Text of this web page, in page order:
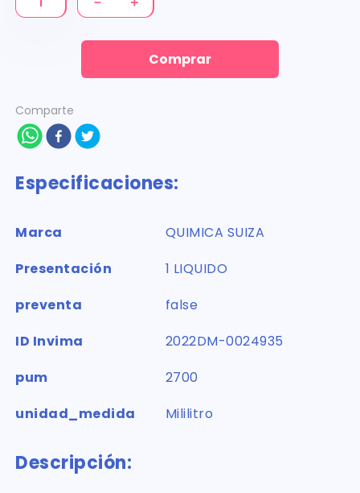
Comprar
Comparte
Especificaciones:
Marca
QUIMICA SUIZA
Presentación
1 LIQUIDO
preventa
false
ID Invima
2022DM-0024935
pum
2700
unidad_medida
Mililitro
Descripción: